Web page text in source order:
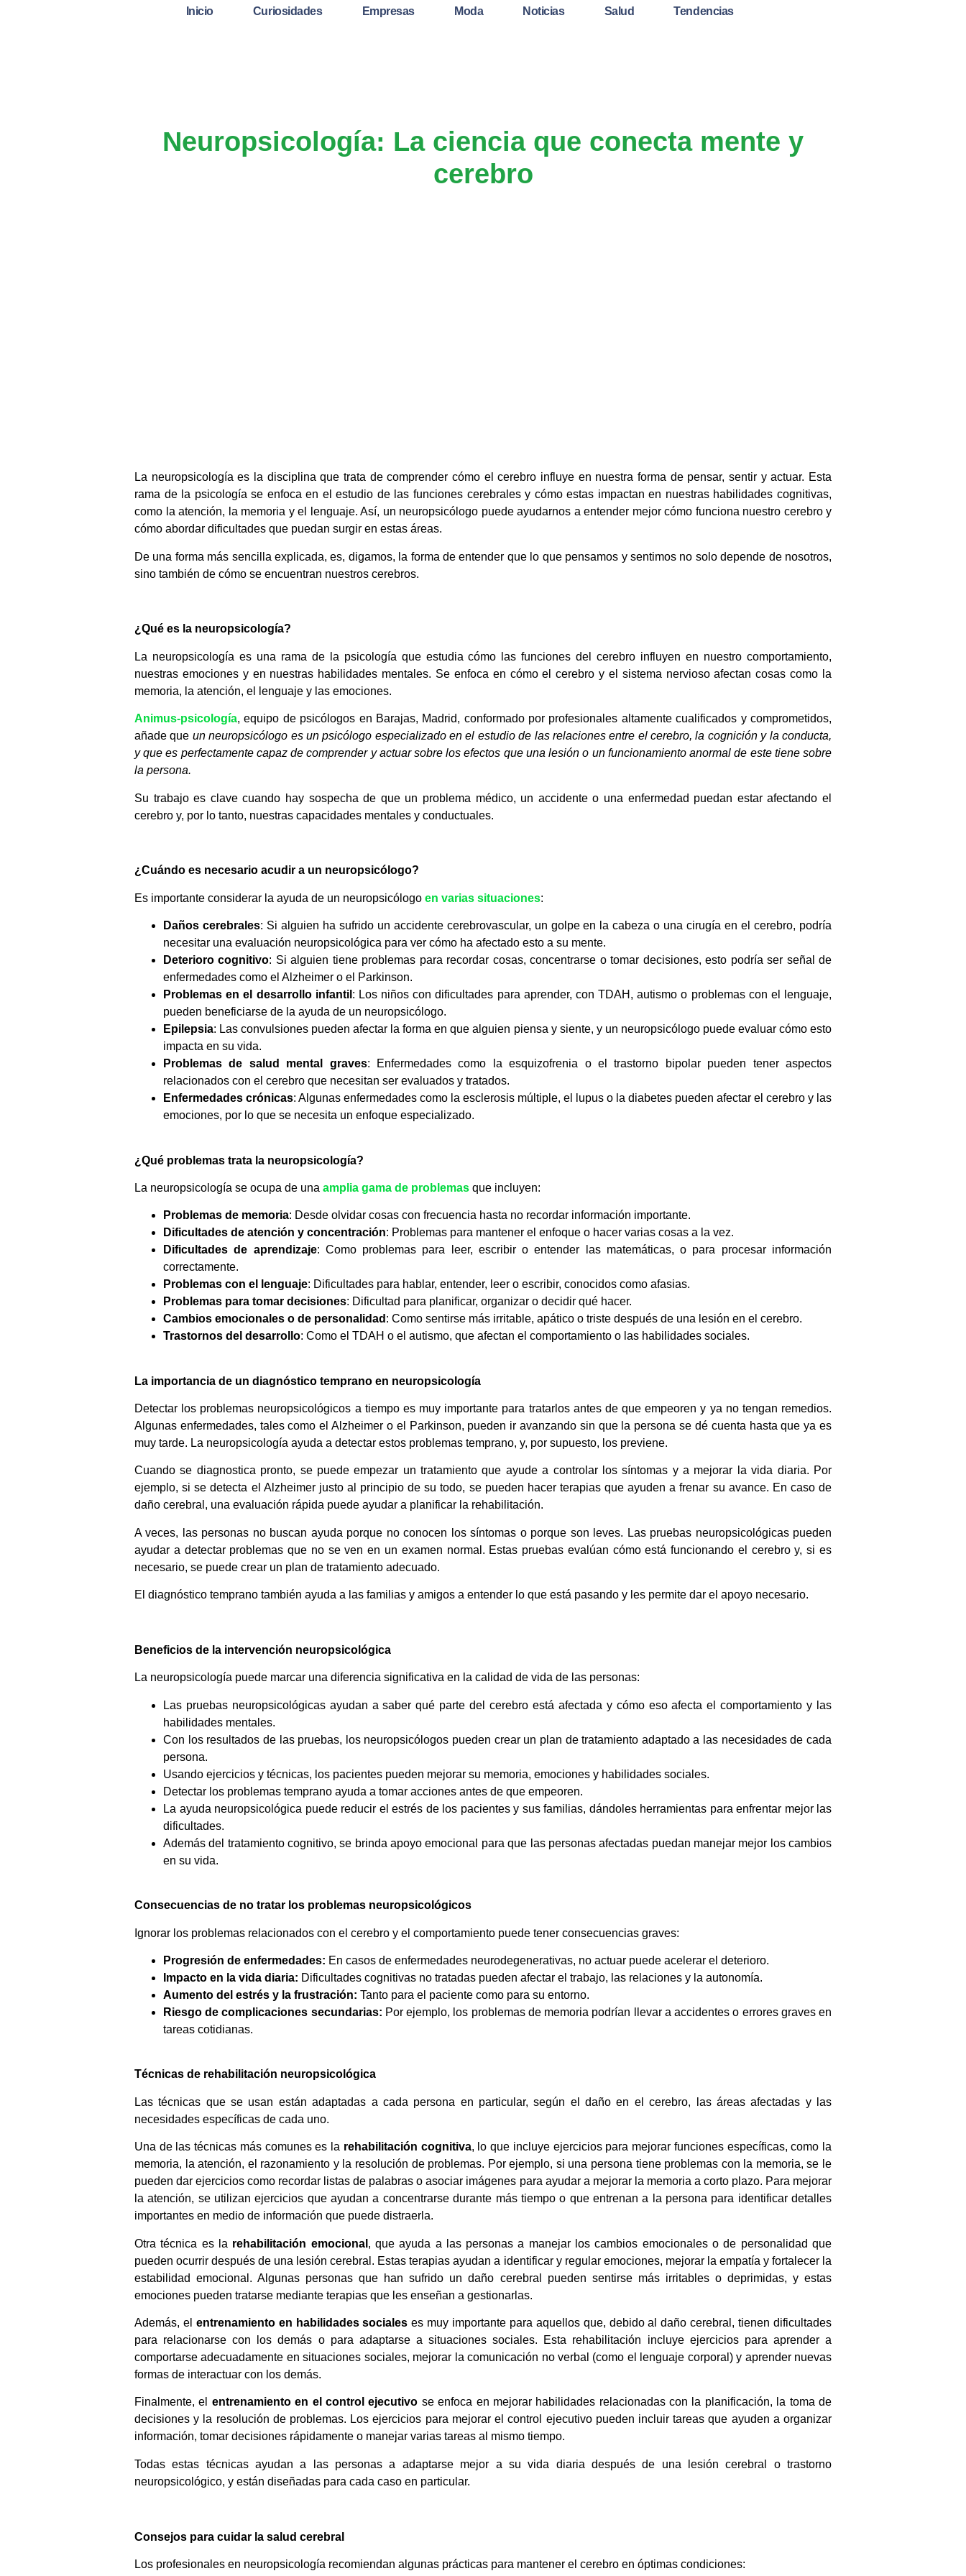
Inicio Curiosidades Empresas Moda Noticias Salud Tendencias
Neuropsicología: La ciencia que conecta mente y
cerebro
La neuropsicología es la disciplina que trata de comprender cómo el cerebro influye en nuestra forma de pensar, sentir y actuar. Esta
rama de la psicología se enfoca en el estudio de las funciones cerebrales y cómo estas impactan en nuestras habilidades cognitivas,
como la atención, la memoria y el lenguaje. Así, un neuropsicólogo puede ayudarnos a entender mejor cómo funciona nuestro cerebro y
cómo abordar dificultades que puedan surgir en estas áreas.
De una forma más sencilla explicada, es, digamos, la forma de entender que lo que pensamos y sentimos no solo depende de nosotros,
sino también de cómo se encuentran nuestros cerebros.
¿Qué es la neuropsicología?
La neuropsicología es una rama de la psicología que estudia cómo las funciones del cerebro influyen en nuestro comportamiento,
nuestras emociones y en nuestras habilidades mentales. Se enfoca en cómo el cerebro y el sistema nervioso afectan cosas como la
memoria, la atención, el lenguaje y las emociones.
Animus-psicología, equipo de psicólogos en Barajas, Madrid, conformado por profesionales altamente cualificados y comprometidos,
añade que un neuropsicólogo es un psicólogo especializado en el estudio de las relaciones entre el cerebro, la cognición y la conducta,
y que es perfectamente capaz de comprender y actuar sobre los efectos que una lesión o un funcionamiento anormal de este tiene sobre
la persona.
Su trabajo es clave cuando hay sospecha de que un problema médico, un accidente o una enfermedad puedan estar afectando el
cerebro y, por lo tanto, nuestras capacidades mentales y conductuales.
¿Cuándo es necesario acudir a un neuropsicólogo?
Es importante considerar la ayuda de un neuropsicólogo en varias situaciones:
Daños cerebrales: Si alguien ha sufrido un accidente cerebrovascular, un golpe en la cabeza o una cirugía en el cerebro, podría
necesitar una evaluación neuropsicológica para ver cómo ha afectado esto a su mente.
Deterioro cognitivo: Si alguien tiene problemas para recordar cosas, concentrarse o tomar decisiones, esto podría ser señal de
enfermedades como el Alzheimer o el Parkinson.
Problemas en el desarrollo infantil : Los niños con dificultades para aprender, con TDAH, autismo o problemas con el lenguaje,
pueden beneficiarse de la ayuda de un neuropsicólogo.
Epilepsia: Las convulsiones pueden afectar la forma en que alguien piensa y siente, y un neuropsicólogo puede evaluar cómo esto
impacta en su vida.
Problemas de salud mental graves: Enfermedades como la esquizofrenia o el trastorno bipolar pueden tener aspectos
relacionados con el cerebro que necesitan ser evaluados y tratados.
Enfermedades crónicas: Algunas enfermedades como la esclerosis múltiple, el lupus o la diabetes pueden afectar el cerebro y las
emociones, por lo que se necesita un enfoque especializado.
¿Qué problemas trata la neuropsicología?
La neuropsicología se ocupa de una amplia gama de problemas que incluyen:
Problemas de memoria: Desde olvidar cosas con frecuencia hasta no recordar información importante.
Dificultades de atención y concentración: Problemas para mantener el enfoque o hacer varias cosas a la vez.
Dificultades de aprendizaje: Como problemas para leer, escribir o entender las matemáticas, o para procesar información
correctamente.
Problemas con el lenguaje: Dificultades para hablar, entender, leer o escribir, conocidos como afasias.
Problemas para tomar decisiones: Dificultad para planificar, organizar o decidir qué hacer.
Cambios emocionales o de personalidad : Como sentirse más irritable, apático o triste después de una lesión en el cerebro.
Trastornos del desarrollo: Como el TDAH o el autismo, que afectan el comportamiento o las habilidades sociales.
La importancia de un diagnóstico temprano en neuropsicología
Detectar los problemas neuropsicológicos a tiempo es muy importante para tratarlos antes de que empeoren y ya no tengan remedios.
Algunas enfermedades, tales como el Alzheimer o el Parkinson, pueden ir avanzando sin que la persona se dé cuenta hasta que ya es
muy tarde. La neuropsicología ayuda a detectar estos problemas temprano, y, por supuesto, los previene.
Cuando se diagnostica pronto, se puede empezar un tratamiento que ayude a controlar los síntomas y a mejorar la vida diaria. Por
ejemplo, si se detecta el Alzheimer justo al principio de su todo, se pueden hacer terapias que ayuden a frenar su avance. En caso de
daño cerebral, una evaluación rápida puede ayudar a planificar la rehabilitación.
A veces, las personas no buscan ayuda porque no conocen los síntomas o porque son leves. Las pruebas neuropsicológicas pueden
ayudar a detectar problemas que no se ven en un examen normal. Estas pruebas evalúan cómo está funcionando el cerebro y, si es
necesario, se puede crear un plan de tratamiento adecuado.
El diagnóstico temprano también ayuda a las familias y amigos a entender lo que está pasando y les permite dar el apoyo necesario.
Beneficios de la intervención neuropsicológica
La neuropsicología puede marcar una diferencia significativa en la calidad de vida de las personas:
Las pruebas neuropsicológicas ayudan a saber qué parte del cerebro está afectada y cómo eso afecta el comportamiento y las
habilidades mentales.
Con los resultados de las pruebas, los neuropsicólogos pueden crear un plan de tratamiento adaptado a las necesidades de cada
persona.
Usando ejercicios y técnicas, los pacientes pueden mejorar su memoria, emociones y habilidades sociales.
Detectar los problemas temprano ayuda a tomar acciones antes de que empeoren.
La ayuda neuropsicológica puede reducir el estrés de los pacientes y sus familias, dándoles herramientas para enfrentar mejor las
dificultades.
Además del tratamiento cognitivo, se brinda apoyo emocional para que las personas afectadas puedan manejar mejor los cambios
en su vida.
Consecuencias de no tratar los problemas neuropsicológicos
Ignorar los problemas relacionados con el cerebro y el comportamiento puede tener consecuencias graves:
Progresión de enfermedades: En casos de enfermedades neurodegenerativas, no actuar puede acelerar el deterioro.
Impacto en la vida diaria: Dificultades cognitivas no tratadas pueden afectar el trabajo, las relaciones y la autonomía.
Aumento del estrés y la frustración: Tanto para el paciente como para su entorno.
Riesgo de complicaciones secundarias: Por ejemplo, los problemas de memoria podrían llevar a accidentes o errores graves en
tareas cotidianas.
Técnicas de rehabilitación neuropsicológica
Las técnicas que se usan están adaptadas a cada persona en particular, según el daño en el cerebro, las áreas afectadas y las
necesidades específicas de cada uno.
Una de las técnicas más comunes es la rehabilitación cognitiva, lo que incluye ejercicios para mejorar funciones específicas, como la
memoria, la atención, el razonamiento y la resolución de problemas. Por ejemplo, si una persona tiene problemas con la memoria, se le
pueden dar ejercicios como recordar listas de palabras o asociar imágenes para ayudar a mejorar la memoria a corto plazo. Para mejorar
la atención, se utilizan ejercicios que ayudan a concentrarse durante más tiempo o que entrenan a la persona para identificar detalles
importantes en medio de información que puede distraerla.
Otra técnica es la rehabilitación emocional , que ayuda a las personas a manejar los cambios emocionales o de personalidad que
pueden ocurrir después de una lesión cerebral. Estas terapias ayudan a identificar y regular emociones, mejorar la empatía y fortalecer la
estabilidad emocional. Algunas personas que han sufrido un daño cerebral pueden sentirse más irritables o deprimidas, y estas
emociones pueden tratarse mediante terapias que les enseñan a gestionarlas.
Además, el entrenamiento en habilidades sociales es muy importante para aquellos que, debido al daño cerebral, tienen dificultades
para relacionarse con los demás o para adaptarse a situaciones sociales. Esta rehabilitación incluye ejercicios para aprender a
comportarse adecuadamente en situaciones sociales, mejorar la comunicación no verbal (como el lenguaje corporal) y aprender nuevas
formas de interactuar con los demás.
Finalmente, el entrenamiento en el control ejecutivo se enfoca en mejorar habilidades relacionadas con la planificación, la toma de
decisiones y la resolución de problemas. Los ejercicios para mejorar el control ejecutivo pueden incluir tareas que ayuden a organizar
información, tomar decisiones rápidamente o manejar varias tareas al mismo tiempo.
Todas estas técnicas ayudan a las personas a adaptarse mejor a su vida diaria después de una lesión cerebral o trastorno
neuropsicológico, y están diseñadas para cada caso en particular.
Consejos para cuidar la salud cerebral
Los profesionales en neuropsicología recomiendan algunas prácticas para mantener el cerebro en óptimas condiciones: